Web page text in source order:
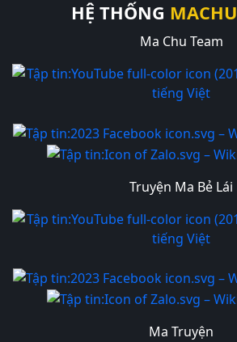
HỆ THỐNG MACHU
Ma Chu Team
Truyện Ma Bẻ Lái
Ma Truyện